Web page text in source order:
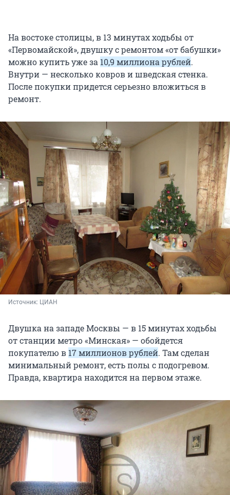
На востоке столицы, в 13 минутах ходьбы от
«Первомайской», двушку с ремонтом «от бабушки»
можно купить уже за 10,9 миллиона рублей.
Внутри — несколько ковров и шведская стенка.
После покупки придется серьезно вложиться в
ремонт.
Источник: ЦИАН
Двушка на западе Москвы — в 15 минутах ходьбы
от станции метро «Минская» — обойдется
покупателю в 17 миллионов рублей. Там сделан
минимальный ремонт, есть полы с подогревом.
Правда, квартира находится на первом этаже.